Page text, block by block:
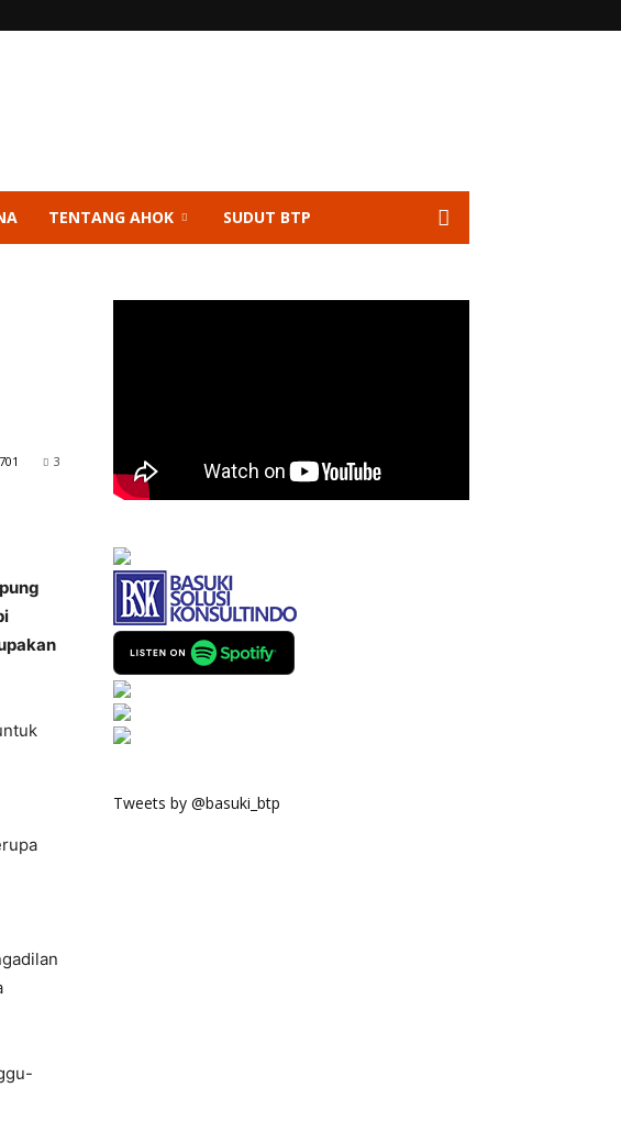
TENTANG AHOK SUDUT BTP
3
701
Tweets by @basuki_btp